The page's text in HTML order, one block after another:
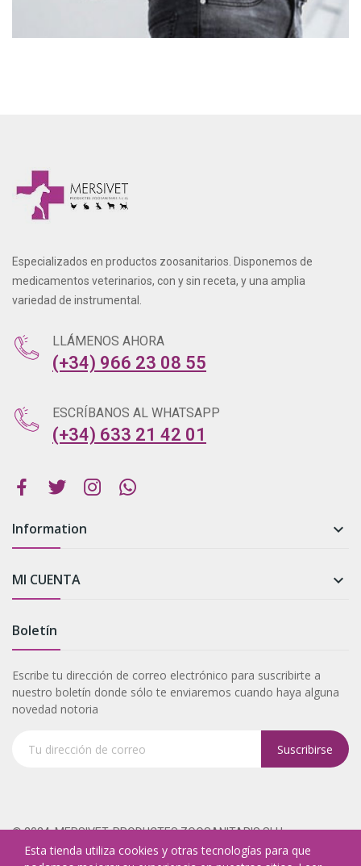
Especializados en productos zoosanitarios. Disponemos de
medicamentos veterinarios, con y sin receta, y una amplia
variedad de instrumental.
LLÁMENOS AHORA
(+34) 966 23 08 55
ESCRÍBANOS AL WHATSAPP
(+34) 633 21 42 01
Information 
MI CUENTA 
Boletín
Escribe tu dirección de correo electrónico para suscribirte a
nuestro boletín donde sólo te enviaremos cuando haya alguna
novedad notoria
Tu dirección de correo Suscribirse
© 2024. MERSIVET, PRODUCTES ZOOSANITARIS SLU
Esta tienda utiliza cookies y otras tecnologías para que